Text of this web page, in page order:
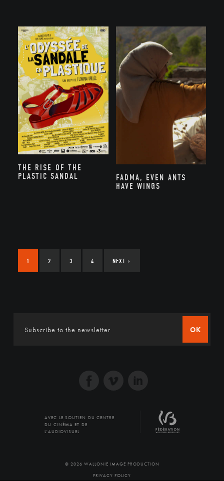
THE RISE OF THE
PLASTIC SANDAL
FADMA, EVEN ANTS
HAVE WINGS
1 2 3 4 NEXT ›
OK
AVEC LE SOUTIEN DU CENTRE
DU CINÉMA ET DE
L'AUDIOVISUEL
© 2026 WALLONIE IMAGE PRODUCTION
PRIVACY POLICY